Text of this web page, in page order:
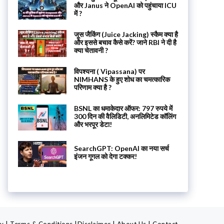
और Janus ने OpenAI को पहुंचाया ICU
में ?
जूस जैकिंग (Juice Jacking) स्कैम क्या है
और इससे बचाव कैसे करें? जाने RBI ने दी है
क्या चेतावनी ?
विपश्यना ( Vipassana) पर
NIMHANS के हुए शोध का चमत्कारिक
परिणाम क्या है ?
BSNL का धमाकेदार ऑफर: 797 रुपये में
300 दिन की वैलिडिटी, अनलिमिटेड कॉलिंग
और भरपूर डेटा!
SearchGPT: OpenAI का नया सर्च
इंजन गूगल को देगा टक्कर!